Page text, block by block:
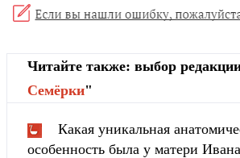
Читайте также: выбор
Cемёрки"
Какая уникальная
особенность была у матери